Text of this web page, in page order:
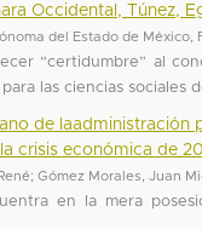
Occidental, Túnez,
del Estado de México,
“certidumbre” al
las ciencias sociales
de laadministración
crisis económica de
;Gómez Morales, Juan
en la mera